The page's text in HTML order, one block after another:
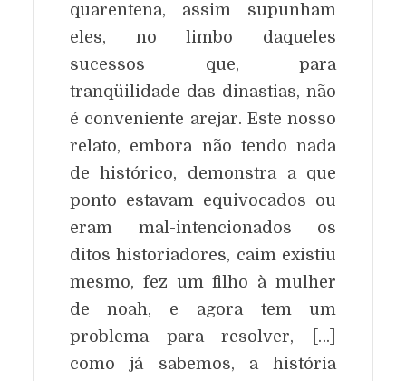
quarentena, assim supunham
eles, no limbo daqueles
sucessos que, para
tranqüilidade das dinastias, não
é conveniente arejar. Este nosso
relato, embora não tendo nada
de histórico, demonstra a que
ponto estavam equivocados ou
eram mal-intencionados os
ditos historiadores, caim existiu
mesmo, fez um filho à mulher
de noah, e agora tem um
problema para resolver, […]
como já sabemos, a história